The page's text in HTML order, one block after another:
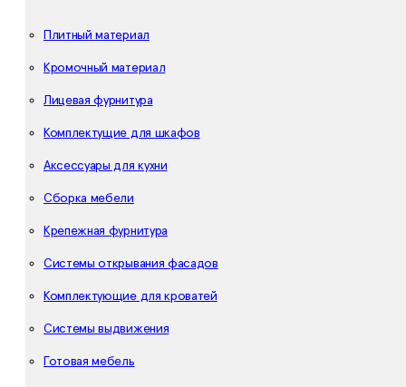
Плитный материал
Кромочный материал
Лицевая фурнитура
Комплектущие для шкафов
Аксессуары для кухни
Сборка мебели
Крепежная фурнитура
Системы открывания фасадов
Комплектующие для кроватей
Системы выдвижения
Готовая мебель